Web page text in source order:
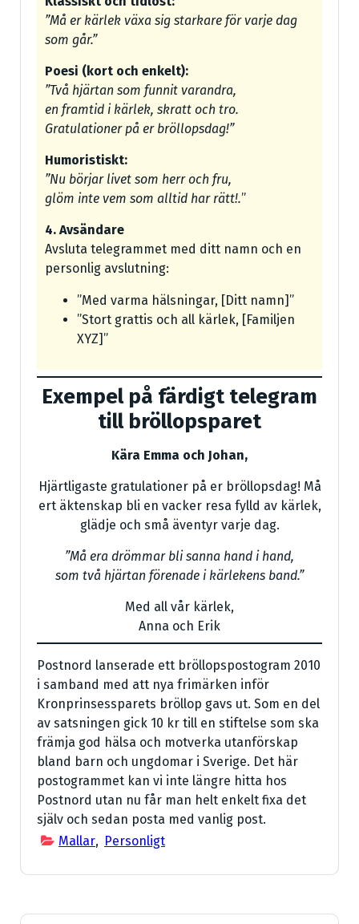
”Må er kärlek växa sig starkare för varje dag
som går.”
Poesi (kort och enkelt):
”Två hjärtan som funnit varandra,
en framtid i kärlek, skratt och tro.
Gratulationer på er bröllopsdag!”
Humoristiskt:
”Nu börjar livet som herr och fru,
glöm inte vem som alltid har rätt!.”
4. Avsändare
Avsluta telegrammet med ditt namn och en
personlig avslutning:
”Med varma hälsningar, [Ditt namn]”
”Stort grattis och all kärlek, [Familjen
XYZ]”
Exempel på färdigt telegram
till bröllopsparet
Kära Emma och Johan,
Hjärtligaste gratulationer på er bröllopsdag! Må
ert äktenskap bli en vacker resa fylld av kärlek,
glädje och små äventyr varje dag.
”Må era drömmar bli sanna hand i hand,
som två hjärtan förenade i kärlekens band.”
Med all vår kärlek,
Anna och Erik
Postnord lanserade ett bröllopspostogram 2010
i samband med att nya frimärken inför
Kronprinsessparets bröllop gavs ut. Som en del
av satsningen gick 10 kr till en stiftelse som ska
främja god hälsa och motverka utanförskap
bland barn och ungdomar i Sverige. Det här
postogrammet kan vi inte längre hitta hos
Postnord utan nu får man helt enkelt fixa det
själv och sedan posta med vanlig post.
Mallar, Personligt